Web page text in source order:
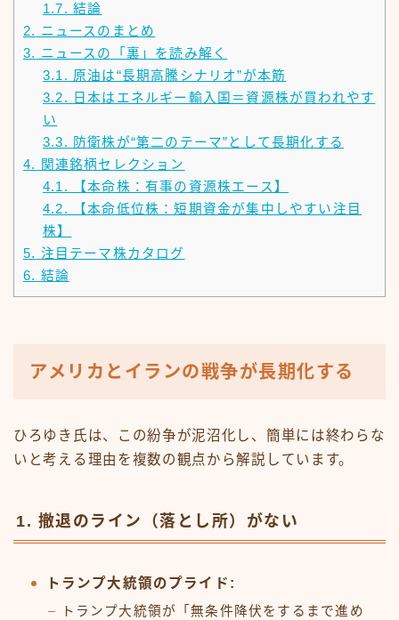
1.7. 結論
2. ニュースのまとめ
3. ニュースの「裏」を読み解く
3.1. 原油は“長期高騰シナリオ”が本筋
3.2.
日本はエネルギー輸入国＝資源株が買われやす
い
3.3.
防衛株が“第二のテーマ”として長期化する
4.
関連銘柄セレクション
4.1.
【本命株：有事の資源株エース】
4.2.
【本命低位株：短期資金が集中しやすい注目
株】
5. 注目テーマ株カタログ
6. 結論
アメリカとイランの戦争が長期化する
ひろゆき氏は、この紛争が泥沼化し、簡単には終わらな
いと考える理由を複数の観点から解説しています。
1. 撤退のライン（落とし所）がない
トランプ大統領のプライド:
トランプ大統領が「無条件降伏をするまで進め